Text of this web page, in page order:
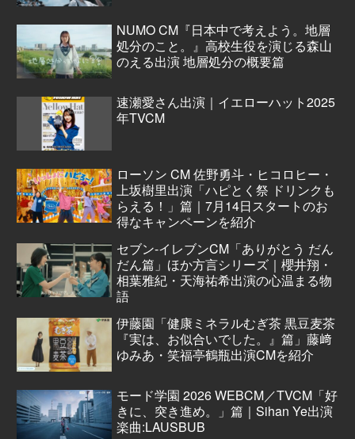
NUMO CM『日本中で考えよう。地層
処分のこと。』高校生役を演じる森山
のえる出演 地層処分の概要篇
速瀬愛さん出演｜イエローハット2025
年TVCM
ローソン CM 佐野勇斗・ヒコロヒー・
上坂樹里出演「ハピとく祭 ドリンクも
らえる！」篇｜7月14日スタートのお
得なキャンペーンを紹介
セブン‐イレブンCM「ありがとう だん
だん篇」ほか方言シリーズ｜櫻井翔・
相葉雅紀・天海祐希出演の心温まる物
語
伊藤園「健康ミネラルむぎ茶 黒豆麦茶
『実は、お似合いでした。』篇」藤﨑
ゆみあ・笑福亭鶴瓶出演CMを紹介
モード学園 2026 WEBCM／TVCM「好
きに、突き進め。」篇｜Sihan Ye出演
楽曲:LAUSBUB